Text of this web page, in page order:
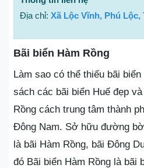
Địa chỉ: Xã Lộc Vĩnh, Phú Lộc,
Bãi biển Hàm Rồng
Làm sao có thể thiếu bãi
sách các bãi biển Huế đẹp
Rồng cách trung tâm thành
Đông Nam. Sở hữu đường
là bãi Hàm Rồng, bãi Đông
đó Bãi biển Hàm Rồng là bãi